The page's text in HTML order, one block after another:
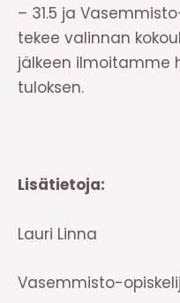
– 31.5 ja
tekee valinnan
jälkeen ilmoitamme
tuloksen.
Lisätietoja:
Lauri Linna
Vasemmisto-